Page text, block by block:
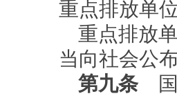
重点排放单
重点排放
当向社会公
第九条 国